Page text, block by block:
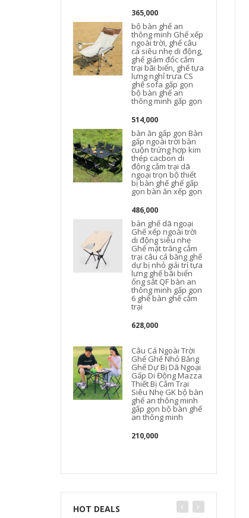
365,000
bộ bàn ghế an
thông minh Ghế xếp
ngoài trời, ghế câu
cá siêu nhẹ di động,
ghế giám đốc cắm
trại bãi biển, ghế tựa
lưng nghỉ trưa CS
ghế sofa gấp gọn
bộ bàn ghế an
thông minh gấp gọn
514,000
bàn ăn gấp gọn Bàn
gấp ngoài trời bàn
cuộn trứng hợp kim
thép cacbon di
động cắm trại dã
ngoại trọn bộ thiết
bị bàn ghế ghế gấp
gọn bàn ăn xếp gọn
486,000
bàn ghế dã ngoại
Ghế xếp ngoài trời
di động siêu nhẹ
Ghế mặt trăng cắm
trại câu cá băng ghế
dự bị nhỏ giải trí tựa
lưng ghế bãi biển
ống sắt QF bàn an
thông minh gấp gọn
6 ghế bàn ghế cắm
trại
628,000
Câu Cá Ngoài Trời
Ghế Ghế Nhỏ Băng
Ghế Dự Bị Dã Ngoại
Gấp Di Động Mazza
Thiết Bị Cắm Trại
Siêu Nhẹ GK bộ bàn
ghế an thông minh
gấp gọn bộ bàn ghế
an thông minh
210,000
HOT DEALS